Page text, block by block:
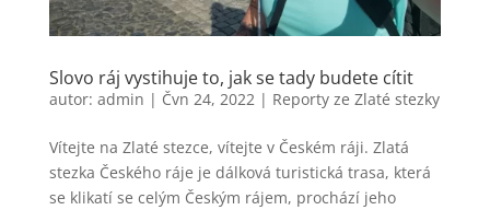
Slovo ráj vystihuje to, jak se tady budete cítit
autor: admin | Čvn 24, 2022 | Reporty ze Zlaté stezky
Vítejte na Zlaté stezce, vítejte v Českém ráji. Zlatá
stezka Českého ráje je dálková turistická trasa, která
se klikatí se celým Českým rájem, prochází jeho